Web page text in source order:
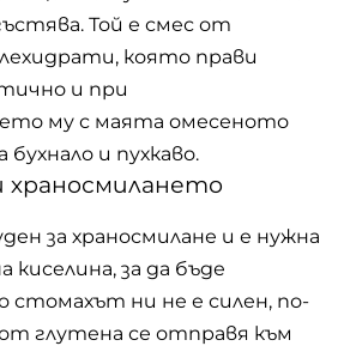
Той е смес от
която прави
и при
му с маята омесеното
и пухкаво.
храносмилането
за храносмилане и е нужна
за да бъде
стомахът ни не е силен, по-
глутена се отправя към